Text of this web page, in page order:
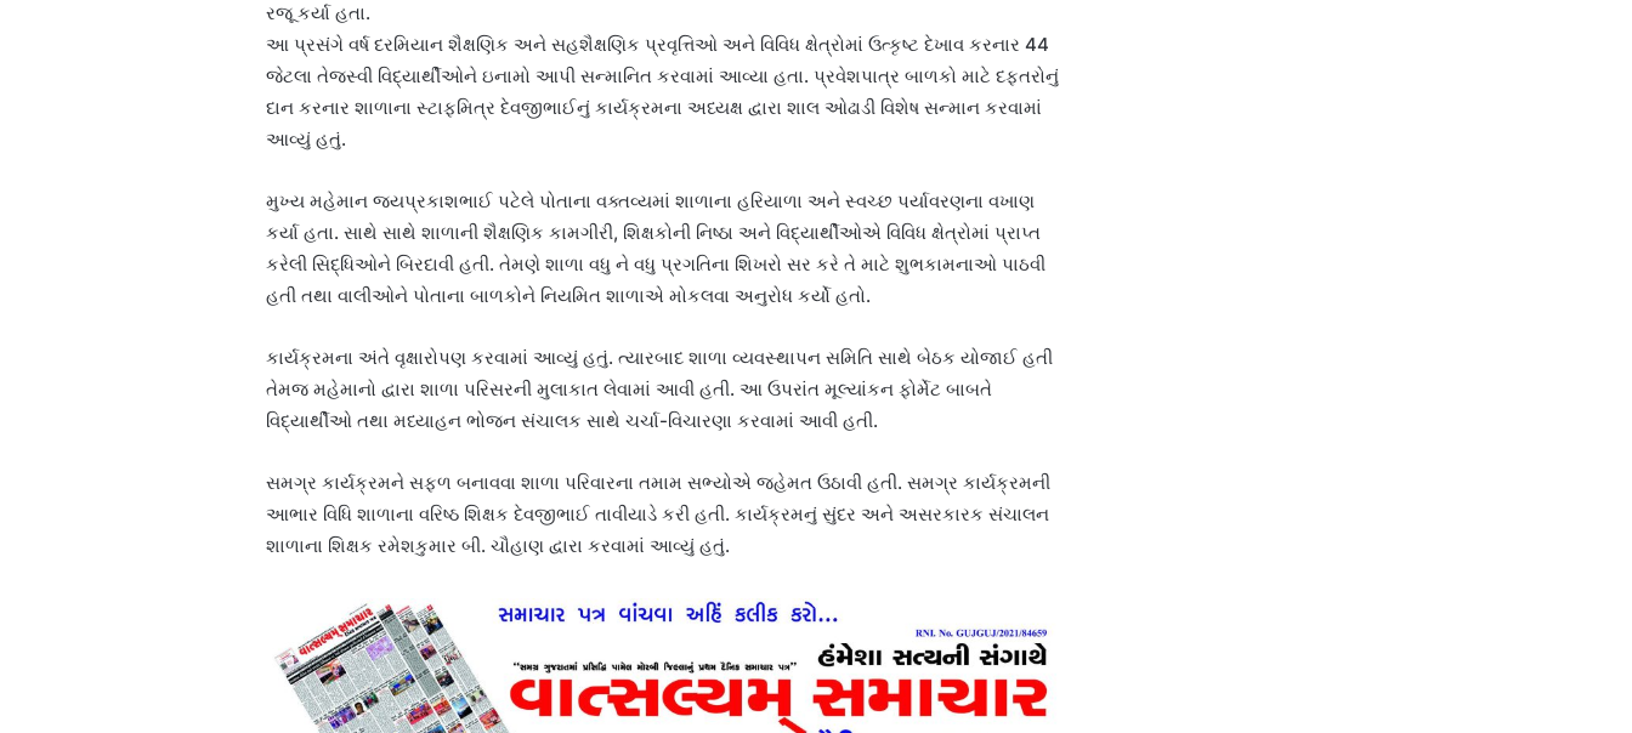
રજૂ કર્યા હતા.
આ પ્રસંગે વર્ષ દરમિયાન શૈક્ષણિક અને સહશૈક્ષણિક પ્રવૃત્તિઓ અને વિવિધ ક્ષેત્રોમાં ઉત્કૃષ્ટ દેખાવ કરનાર 44
જેટલા તેજસ્વી વિદ્યાર્થીઓને ઇનામો આપી સન્માનિત કરવામાં આવ્યા હતા. પ્રવેશપાત્ર બાળકો માટે દફતરોનું
દાન કરનાર શાળાના સ્ટાફમિત્ર દેવજીભાઈનું કાર્યક્રમના અધ્યક્ષ દ્વારા શાલ ઓઢાડી વિશેષ સન્માન કરવામાં
આવ્યું હતું.
મુખ્ય મહેમાન જયપ્રકાશભાઈ પટેલે પોતાના વક્તવ્યમાં શાળાના હરિયાળા અને સ્વચ્છ પર્યાવરણના વખાણ
કર્યા હતા. સાથે સાથે શાળાની શૈક્ષણિક કામગીરી, શિક્ષકોની નિષ્ઠા અને વિદ્યાર્થીઓએ વિવિધ ક્ષેત્રોમાં પ્રાપ્ત
કરેલી સિદ્ધિઓને બિરદાવી હતી. તેમણે શાળા વધુ ને વધુ પ્રગતિના શિખરો સર કરે તે માટે શુભકામનાઓ પાઠવી
હતી તથા વાલીઓને પોતાના બાળકોને નિયમિત શાળાએ મોકલવા અનુરોધ કર્યો હતો.
કાર્યક્રમના અંતે વૃક્ષારોપણ કરવામાં આવ્યું હતું. ત્યારબાદ શાળા વ્યવસ્થાપન સમિતિ સાથે બેઠક યોજાઈ હતી
તેમજ મહેમાનો દ્વારા શાળા પરિસરની મુલાકાત લેવામાં આવી હતી. આ ઉપરાંત મૂલ્યાંકન ફોર્મેટ બાબતે
વિદ્યાર્થીઓ તથા મધ્યાહન ભોજન સંચાલક સાથે ચર્ચા-વિચારણા કરવામાં આવી હતી.
સમગ્ર કાર્યક્રમને સફળ બનાવવા શાળા પરિવારના તમામ સભ્યોએ જહેમત ઉઠાવી હતી. સમગ્ર કાર્યક્રમની
આભાર વિધિ શાળાના વરિષ્ઠ શિક્ષક દેવજીભાઈ તાવીયાડે કરી હતી. કાર્યક્રમનું સુંદર અને અસરકારક સંચાલન
શાળાના શિક્ષક રમેશકુમાર બી. ચૌહાણ દ્વારા કરવામાં આવ્યું હતું.